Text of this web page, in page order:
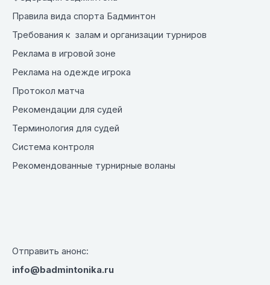
Правила вида спорта Бадминтон
Требования к залам и организации турниров
Реклама в игровой зоне
Реклама на одежде игрока
Протокол матча
Рекомендации для судей
Терминология для судей
Система контроля
Рекомендованные турнирные воланы
Отправить анонс:
info@badmintonika.ru